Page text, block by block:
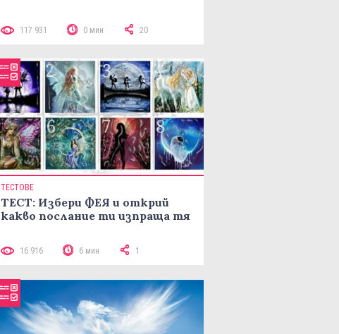
117 931 0 мин 20
ТЕСТОВЕ
ТЕСТ: Избери ФЕЯ и открий
какво послание ти изпраща тя
16 916 6 мин 1